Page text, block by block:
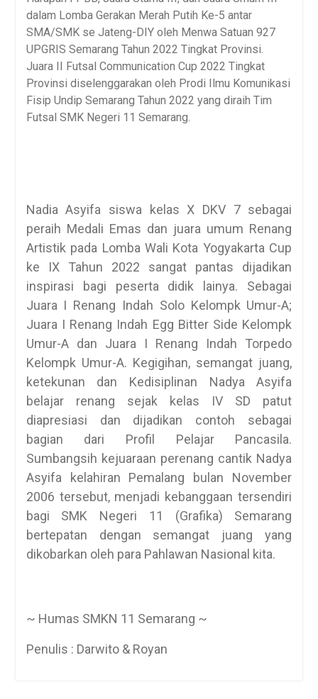
dalam Lomba Gerakan Merah Putih Ke-5 antar
SMA/SMK se Jateng-DIY oleh Menwa Satuan 927
UPGRIS Semarang Tahun 2022 Tingkat Provinsi.
Juara II Futsal Communication Cup 2022 Tingkat
Provinsi diselenggarakan oleh Prodi Ilmu Komunikasi
Fisip Undip Semarang Tahun 2022 yang diraih Tim
Futsal SMK Negeri 11 Semarang.
Nadia Asyifa siswa kelas X DKV 7 sebagai
peraih Medali Emas dan juara umum Renang
Artistik pada Lomba Wali Kota Yogyakarta Cup
ke IX Tahun 2022 sangat pantas dijadikan
inspirasi bagi peserta didik lainya. Sebagai
Juara I Renang Indah Solo Kelompk Umur-A;
Juara I Renang Indah Egg Bitter Side Kelompk
Umur-A dan Juara I Renang Indah Torpedo
Kelompk Umur-A. Kegigihan, semangat juang,
ketekunan dan Kedisiplinan Nadya Asyifa
belajar renang sejak kelas IV SD patut
diapresiasi dan dijadikan contoh sebagai
bagian dari Profil Pelajar Pancasila.
Sumbangsih kejuaraan perenang cantik Nadya
Asyifa kelahiran Pemalang bulan November
2006 tersebut, menjadi kebanggaan tersendiri
bagi SMK Negeri 11 (Grafika) Semarang
bertepatan dengan semangat juang yang
dikobarkan oleh para Pahlawan Nasional kita.
~ Humas SMKN 11 Semarang ~
Penulis : Darwito & Royan